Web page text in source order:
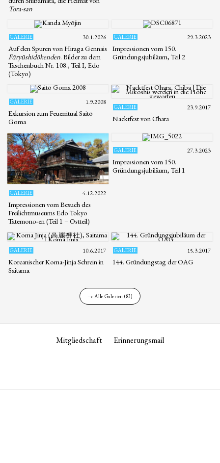
Tora-san
GALERIE 30.1.2026
Auf den Spuren von Hiraga Gennais
Fūryūshidōkenden. Bilder zu dem
Taschenbuch Nr. 108., Teil I, Edo
(Tokyo)
GALERIE 29.3.2023
Impressionen vom 150.
Gründungsjubiläum, Teil 2
GALERIE 1.9.2008
Exkursion zum Feuerritual Saitō
Goma
GALERIE 23.9.2017
Nacktfest von Ōhara
GALERIE 4.12.2022
Impressionen vom Besuch des
Freilichtmuseums Edo Tokyo
Tatemono-en (Teil 1 – Ostteil)
GALERIE 27.3.2023
Impressionen vom 150.
Gründungsjubiläum, Teil 1
GALERIE 10.6.2017
Koreanischer Koma-Jinja Schrein in
Saitama
GALERIE 15.3.2017
144. Gründungstag der OAG
→ Alle Galerien (83)
Mitgliedschaft Erinnerungsmail